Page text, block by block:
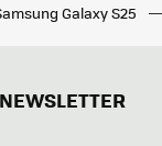
Galaxy S25